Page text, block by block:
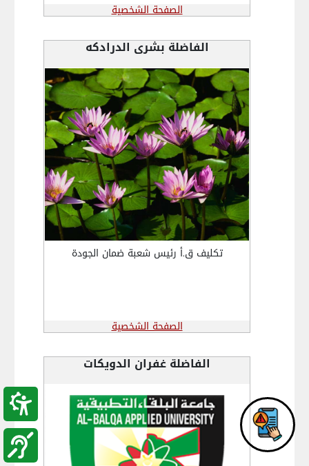
الصفحة الشخصية
الفاضلة بشرى الدرادكه
تكليف ق.أ رئيس شعبة ضمان الجودة
الصفحة الشخصية
الفاضلة غفران الدويكات